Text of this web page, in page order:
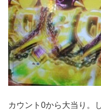
カウント0から大当り。